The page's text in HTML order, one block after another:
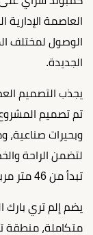
العاصمة الإدارية
الوصول لمختلف
الجديدة.
يجذب التصميم
تم تصميم
وبحيرات صناعية،
لتضمن الراحة
تبدأ من 46 متر مربع، أو تاون هاوس، أو فيلات مستقلة.
يضم إلم تري بارك
متكاملة، منطقة